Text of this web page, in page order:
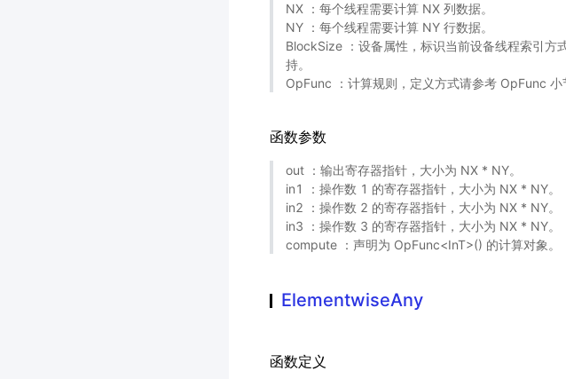
NX ：每个线程需要计算 NX 列数据。
NY ：每个线程需要计算 NY 行数据。
BlockSize ：设备属性，标识当前设备线程索引
持。
OpFunc ：计算规则，定义方式请参考 OpFunc 小
函数参数
out ：输出寄存器指针，大小为 NX * NY。
in1 ：操作数 1 的寄存器指针，大小为 NX * NY。
in2 ：操作数 2 的寄存器指针，大小为 NX * NY。
in3 ：操作数 3 的寄存器指针，大小为 NX * NY。
compute ：声明为 OpFunc<InT>() 的计算对象。
ElementwiseAny
函数定义